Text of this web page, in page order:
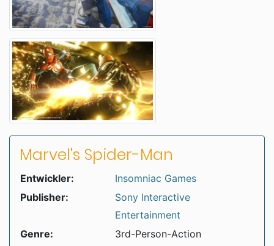
Marvel's Spider-Man
Entwickler:
Insomniac Games
Publisher:
Sony Interactive
Entertainment
Genre:
3rd-Person-Action